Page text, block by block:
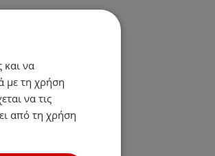
και να
με τη χρήση
να τις
από τη χρήση